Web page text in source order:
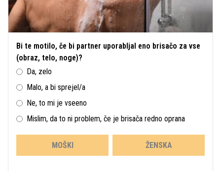
Bi te motilo, če bi partner uporabljal eno brisačo za vse
(obraz, telo, noge)?
Da, zelo
Malo, a bi sprejel/a
Ne, to mi je vseeno
Mislim, da to ni problem, če je brisača redno oprana
MOŠKI ŽENSKA